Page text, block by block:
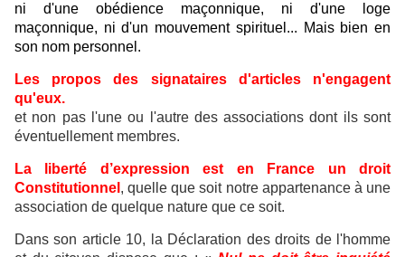
ni d'une obédience maçonnique, ni d'une loge
maçonnique, ni d'un mouvement spirituel... Mais bien en
son nom personnel.
Les propos des signataires d'articles n'engagent
qu'eux.
et non pas l'une ou l'autre des associations dont ils sont
éventuellement membres.
La liberté d’expression est en France un droit
Constitutionnel , quelle que soit notre appartenance à une
association de quelque nature que ce soit.
Dans son article 10, la Déclaration des droits de l'homme